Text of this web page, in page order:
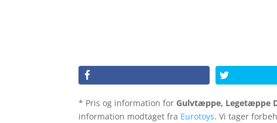
* Pris og information for Gulvtæppe, Legetæppe
information modtaget fra Eurotoys. Vi tager